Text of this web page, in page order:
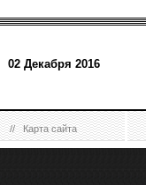
02 Декабря 2016
//Карта сайта